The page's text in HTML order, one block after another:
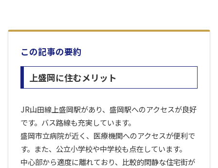
この記事の要約
上盛岡に住むメリット
JR山田線上盛岡駅があり、盛岡駅へのアクセスが良好
です。バス路線も充実しています。
盛岡市立病院が近く、医療機関へのアクセスが便利で
す。また、公立小学校や中学校も点在しています。
中心部から適度に離れており、比較的閑静な住宅街が